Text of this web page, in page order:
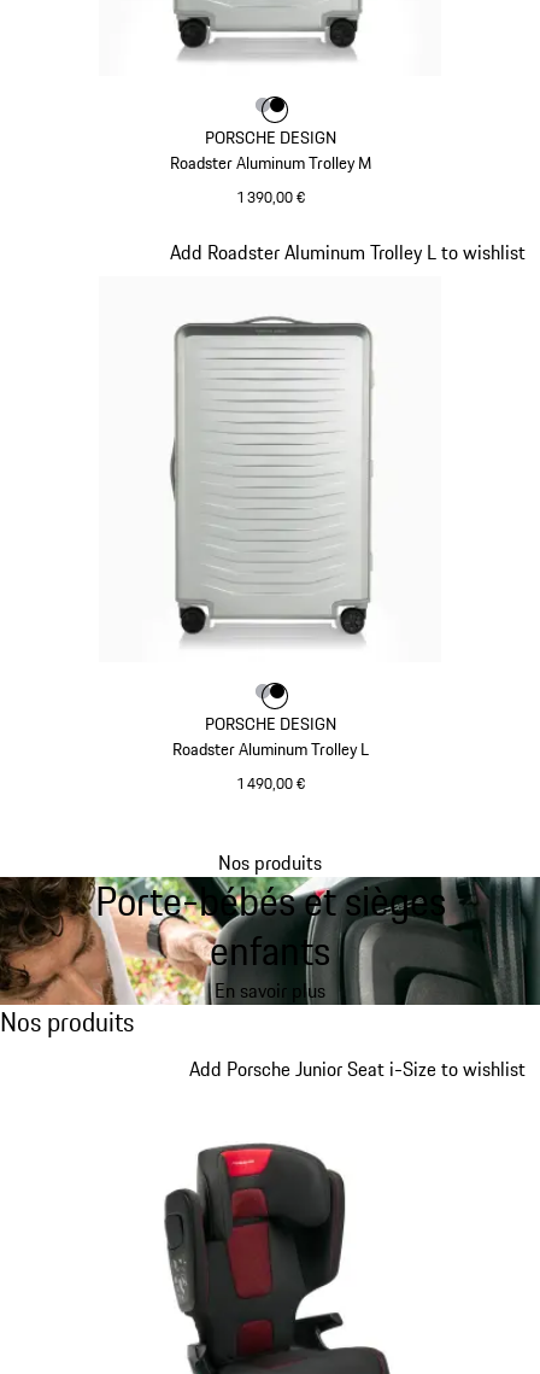
PORSCHE DESIGN
Roadster Aluminum Trolley M
1 390,00 €
Couleur
Couleur
Couleur
PORSCHE DESIGN
Roadster Aluminum Trolley L
1 490,00 €
Add Roadster Aluminum Trolley L to wishlist
Couleur
Couleur
Couleur
Nos produits
Revenir
au
début
de
la
galerie
Porte-bébés et sièges
enfants
En savoir plus
Nos produits
Nos produits
Add Porsche Junior Seat i-Size to wishlist